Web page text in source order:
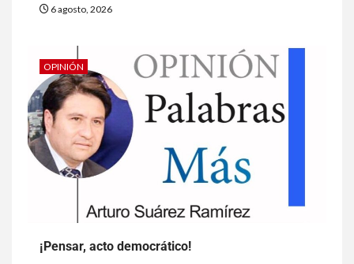
6 agosto, 2026
OPINIÓN
¡Pensar, acto democrático!